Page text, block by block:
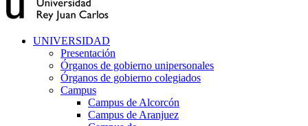
UNIVERSIDAD
Presentación
Órganos de gobierno unipersonales
Órganos de gobierno colegiados
Campus
Campus de Alcorcón
Campus de Aranjuez